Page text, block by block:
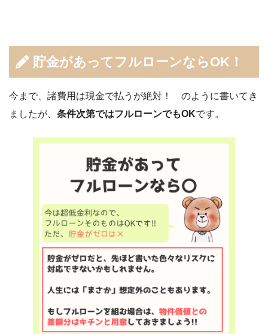
貯金があってフルローンならOK！
今まで、諸費用は現金で払うが絶対！ のように書いてき
ましたが、 条件次第ではフルローンでもOKです。